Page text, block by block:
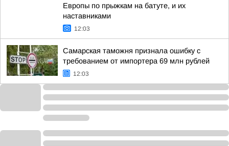
Европы по прыжкам на батуте, и их
наставниками
12:03
Самарская таможня признала ошибку с
требованием от импортера 69 млн рублей
12:03